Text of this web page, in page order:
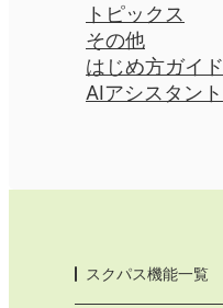
トピックス
その他
はじめ方ガイド
AIアシスタント
スクパス機能一覧